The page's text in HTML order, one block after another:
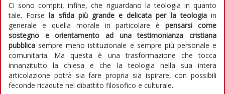
Ci sono compiti, infine, che riguardano la teologia in quanto
tale. Forse la sfida più grande e delicata per la teologiain
generale e quella morale in particolare èpensarsi come
sostegno e orientamento ad una testimonianza cristiana
pubblica sempre meno istituzionale e sempre più personale e
comunitaria. Ma questa è una trasformazione che tocca
innanzitutto la chiesa e che la teologia nella sua intera
articolazione potrà sia fare propria sia ispirare, con possibili
feconde ricadute nel dibattito filosofico e culturale.